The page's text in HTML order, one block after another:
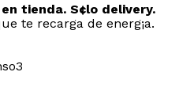
tienda. S¢lo delivery.
te recarga de energ¡a.